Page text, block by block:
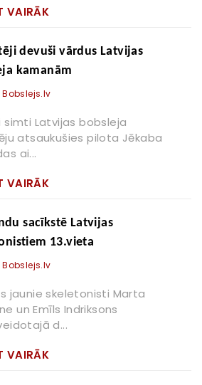
VAIRĀK
devuši vārdus Latvijas
kamanām
Bobslejs.lv
simti Latvijas bobsleja
atsaukušies pilota Jēkaba
ai...
VAIRĀK
sacīkstē Latvijas
13.vieta
Bobslejs.lv
jaunie skeletonisti Marta
un Emīls Indriksons
d...
VAIRĀK